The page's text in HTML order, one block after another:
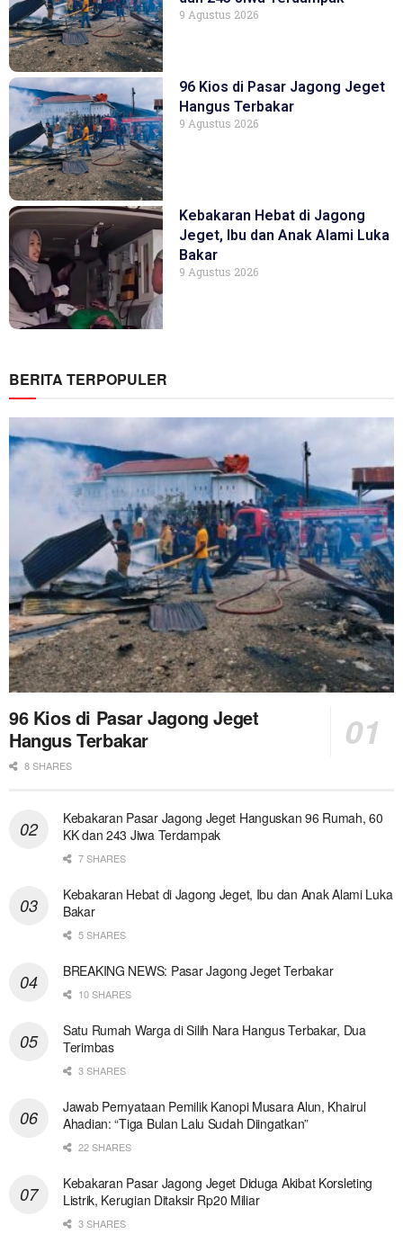
9 Agustus 2026
96 Kios di Pasar Jagong Jeget
Hangus Terbakar
9 Agustus 2026
Kebakaran Hebat di Jagong
Jeget, Ibu dan Anak Alami Luka
Bakar
9 Agustus 2026
BERITA TERPOPULER
96 Kios di Pasar Jagong Jeget
Hangus Terbakar
8 SHARES
Kebakaran Pasar Jagong Jeget Hanguskan 96 Rumah, 60
KK dan 243 Jiwa Terdampak
7 SHARES
Kebakaran Hebat di Jagong Jeget, Ibu dan Anak Alami Luka
Bakar
5 SHARES
BREAKING NEWS: Pasar Jagong Jeget Terbakar
10 SHARES
Satu Rumah Warga di Silih Nara Hangus Terbakar, Dua
Terimbas
3 SHARES
Jawab Pernyataan Pemilik Kanopi Musara Alun, Khairul
Ahadian: “Tiga Bulan Lalu Sudah Diingatkan”
22 SHARES
Kebakaran Pasar Jagong Jeget Diduga Akibat Korsleting
Listrik, Kerugian Ditaksir Rp20 Miliar
3 SHARES